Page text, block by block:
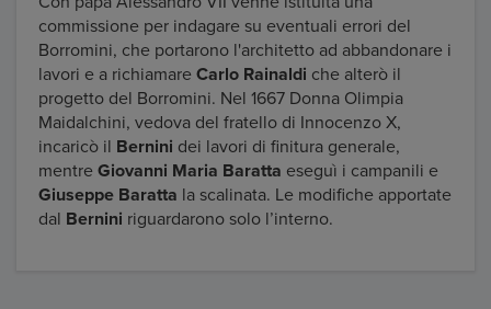
commissione per indagare su eventuali errori del
Borromini, che portarono l'architetto ad abbandonare i
lavori e a richiamare Carlo Rainaldi che alterò il
progetto del Borromini. Nel 1667 Donna Olimpia
Maidalchini, vedova del fratello di Innocenzo X,
incaricò il Bernini dei lavori di finitura generale,
mentre Giovanni Maria Baratta eseguì i campanili e
Giuseppe Baratta la scalinata. Le modifiche apportate
dal Bernini riguardarono solo l’interno.